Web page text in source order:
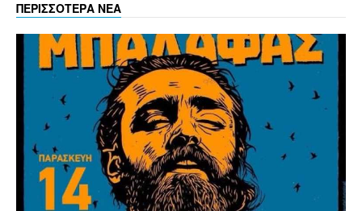
ΠΕΡΙΣΣΟΤΕΡΑ ΝΕΑ